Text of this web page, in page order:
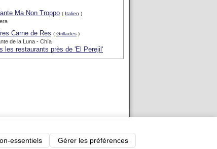
Ma Non Troppo ( Italien )
Carne de Res ( Grillades )
de la Luna - Chía
les restaurants près de 'El Perejil'
-SortirAuResto recrute
essentiels Gérer les préférences